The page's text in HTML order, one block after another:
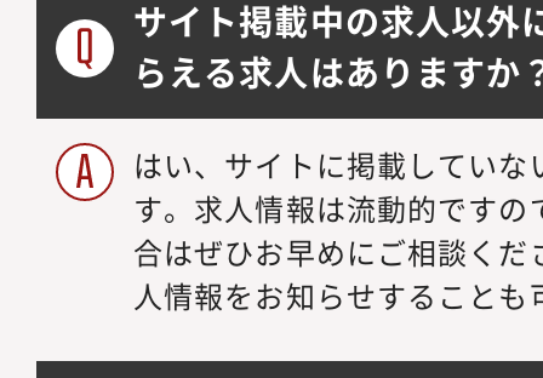
サイト掲載中の求人以外
らえる求人はありますか
はい、サイトに掲載してい
す。求人情報は流動的です
合はぜひお早めにご相談く
人情報をお知らせすることも